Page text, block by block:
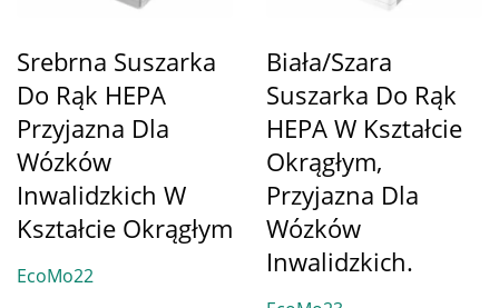
Srebrna Suszarka
Do Rąk HEPA
Przyjazna Dla
Wózków
Inwalidzkich W
Kształcie Okrągłym
EcoMo22
Biała/szara
Suszarka Do Rąk
HEPA W Kształcie
Okrągłym,
Przyjazna Dla
Wózków
Inwalidzkich.